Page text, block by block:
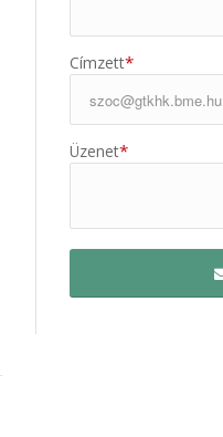
Címzett*
Üzenet*